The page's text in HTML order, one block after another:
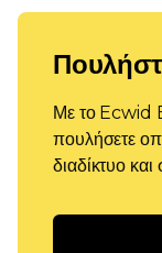
Με το Ecwid
πουλήσετε
διαδίκτυο